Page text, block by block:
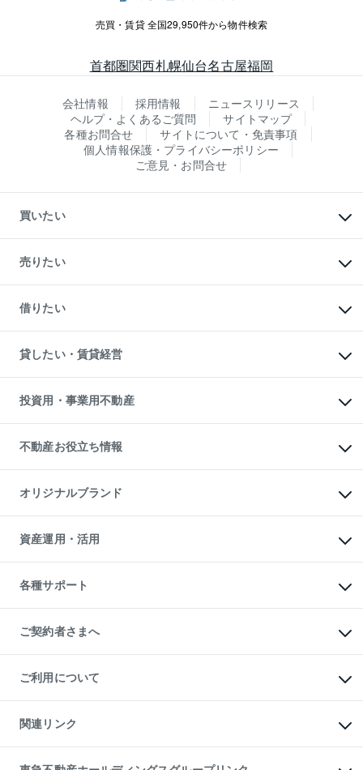
売買・賃貸 全国29,950件から物件検索
首都圏関西札幌仙台名古屋福岡
会社情報 採用情報
ニュースリリース
ヘルプ・よくあるご質問
サイトマップ
各種お問合せ
サイトについて・免責事項
個人情報保護・プライバシーポリシー
ご意見・お問合せ
買いたい
新築・分譲マンションの購入
中古マンションの購入
一戸建ての購入
中古一戸建ての購入
不動産購入の流れ
注目キーワード物件特集
購入ガイド
English 繁体中文簡体中文
売りたい
一戸建ての売却・査定
土地の売却・査定
スピードAI査定
不動産査定について
不動産売却の流れ
不動産買換えの流れ
売却ガイド
借りたい
オフィス・店舗の賃貸
借りるときの流れ
借りるガイド
貸したい・賃貸経営
マンション賃料データ
賃貸管理プラン
リロケーションについて
貸すガイド
投資用・事業用不動産
事業用不動産
マンション投資
投資用マンション
アパート経営
収益物件
ビル購入（ビル一棟）
投資用不動産の売却査定
事業用不動産の売却査定
不動産お役立ち情報
マンションライブラリー
人気マンションランキング
暮らしに役立つ不動産メディア
不動産相場・不動産価格情報
不動産コラム・ニュース
不動産用語集
不動産なんでもネット相談室
住まいの税金
オリジナルブランド
一棟リノベーションマンション
L`GENTE（ルジェンテ）
区分リノベーションマンション
投資用一棟レジデンスWELL
不動産小口投資
LEGACIA（レガシア）
資産運用・活用
不動産M&A
アセットマネジメント・出資
各種サポート
相続サポート
リフォームサポート
ご契約者さまへ
ご紹介・再契約特典
入居者様専用-各種ご案内（賃貸）
東急こすもす会「こすもすWeb」
ご利用について
金融商品取引について
東急リバブル ソーシャルメディアポリシー
ご意見・お問い合わせ（金融商品取引専用の相談・お問い合わせ窓口）
関連リンク
これからご結婚される方に東急百貨店のブライダルクラブ